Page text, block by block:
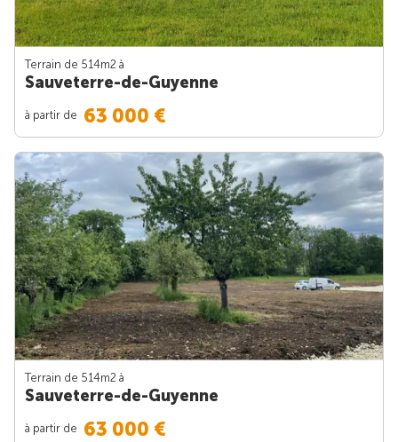
Terrain de 514m2 à
Sauveterre-de-Guyenne
à partir de 63 000 €
Terrain de 514m2 à
Sauveterre-de-Guyenne
à partir de 63 000 €